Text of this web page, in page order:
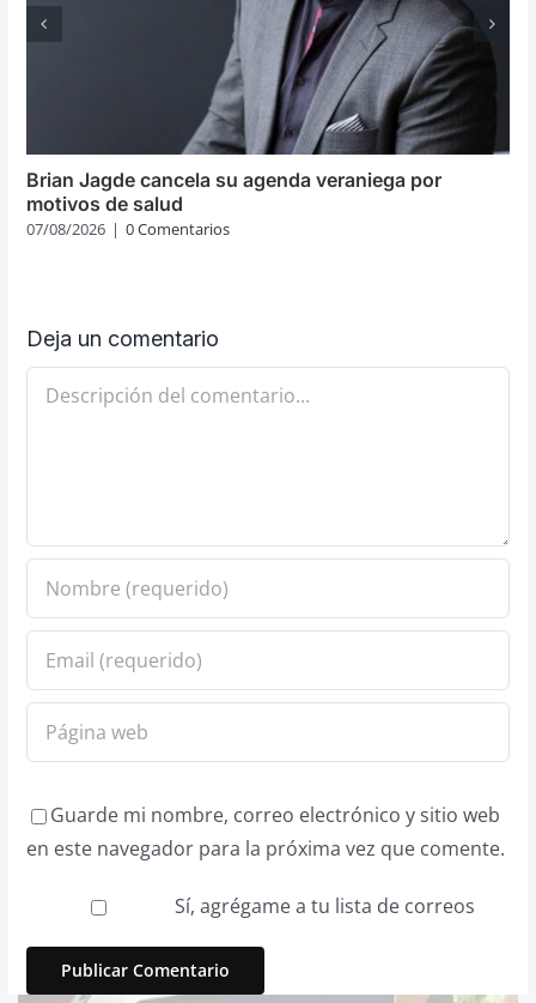
Brian Jagde cancela su agenda veraniega por
motivos de salud
07/08/2026 | 0 Comentarios
Deja un comentario
Comentario
Guarde mi nombre, correo electrónico y sitio web
en este navegador para la próxima vez que comente.
Sí, agrégame a tu lista de correos